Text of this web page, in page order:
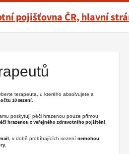
terapeuta, u kterého absolvujete a
10 sezení
poskytují péči hrazenou pouze přímou
hrazenou z veřejného zdravotního pojištění
, v době probíhajících sezení nemohou